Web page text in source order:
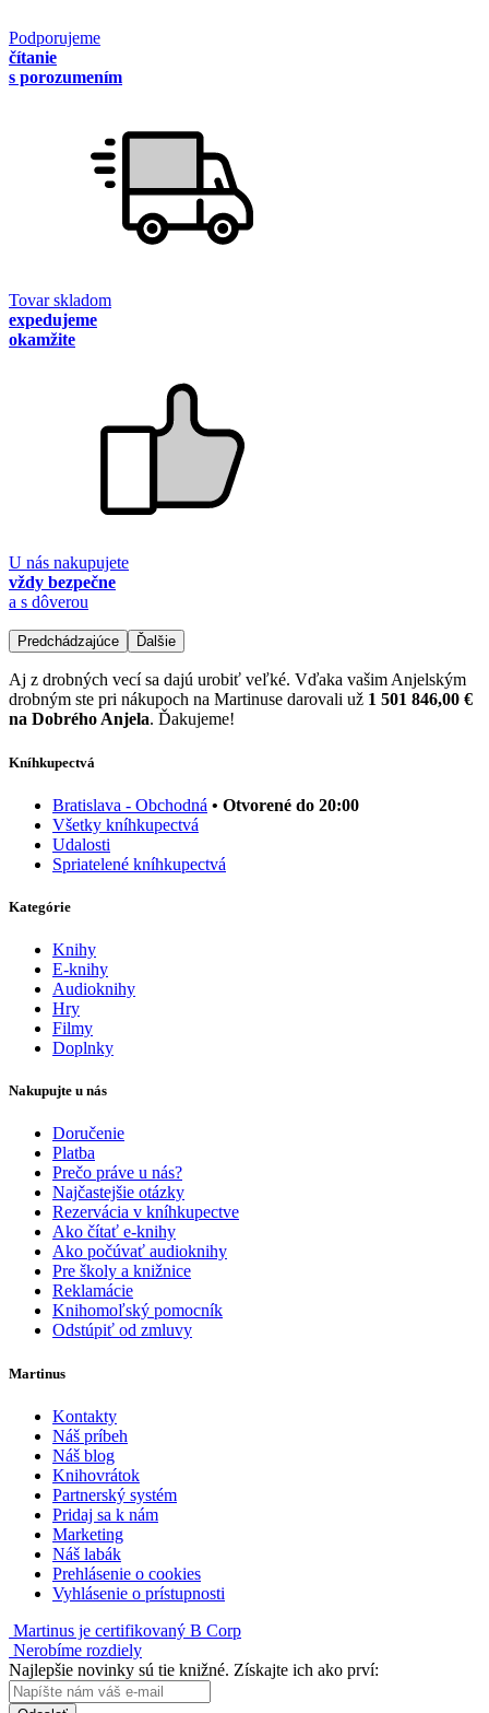
Podporujeme
čítanie
s porozumením
Tovar skladom
expedujeme
okamžite
U nás nakupujete
vždy bezpečne
a s dôverou
Predchádzajúce Ďalšie
Aj z drobných vecí sa dajú urobiť veľké. Vďaka vašim Anjelským
drobným ste pri nákupoch na Martinuse darovali už 1 501 846,00 €
na Dobrého Anjela. Ďakujeme!
Kníhkupectvá
Bratislava - Obchodná • Otvorené do 20:00
Všetky kníhkupectvá
Udalosti
Spriatelené kníhkupectvá
Kategórie
Knihy
E-knihy
Audioknihy
Hry
Filmy
Doplnky
Nakupujte u nás
Doručenie
Platba
Prečo práve u nás?
Najčastejšie otázky
Rezervácia v kníhkupectve
Ako čítať e-knihy
Ako počúvať audioknihy
Pre školy a knižnice
Reklamácie
Knihomoľský pomocník
Odstúpiť od zmluvy
Martinus
Kontakty
Náš príbeh
Náš blog
Knihovrátok
Partnerský systém
Pridaj sa k nám
Marketing
Náš labák
Prehlásenie o cookies
Vyhlásenie o prístupnosti
Martinus je certifikovaný B Corp
Nerobíme rozdiely
Najlepšie novinky sú tie knižné. Získajte ich ako prví: